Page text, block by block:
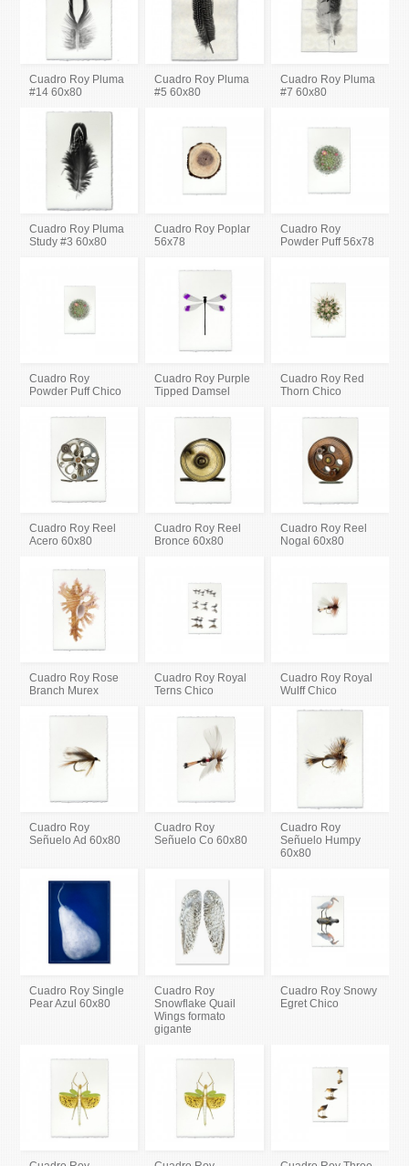
Cuadro Roy Pluma
#14 60x80
Cuadro Roy Pluma
#5 60x80
Cuadro Roy Pluma
#7 60x80
Cuadro Roy Pluma
Study #3 60x80
Cuadro Roy Poplar
56x78
Cuadro Roy
Powder Puff 56x78
Cuadro Roy
Powder Puff Chico
Cuadro Roy Purple
Tipped Damsel
Cuadro Roy Red
Thorn Chico
Cuadro Roy Reel
Acero 60x80
Cuadro Roy Reel
Bronce 60x80
Cuadro Roy Reel
Nogal 60x80
Cuadro Roy Rose
Branch Murex
Cuadro Roy Royal
Terns Chico
Cuadro Roy Royal
Wulff Chico
Cuadro Roy
Señuelo Ad 60x80
Cuadro Roy
Señuelo Co 60x80
Cuadro Roy
Señuelo Humpy
60x80
Cuadro Roy Single
Pear Azul 60x80
Cuadro Roy
Snowflake Quail
Wings formato
gigante
Cuadro Roy Snowy
Egret Chico